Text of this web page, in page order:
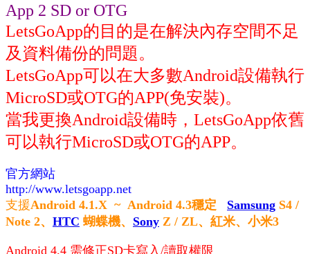
App 2 SD or OTG
LetsGoApp的目的是在解決內存空間不足
及資料備份的問題。
LetsGoApp可以在大多數Android設備執行
MicroSD或OTG的APP(免安裝)。
當我更換Android設備時，LetsGoApp依舊
可以執行MicroSD或OTG的APP。
官方網站
http://www.letsgoapp.net
支援Android 4.1.X ~ Android 4.3穩定 Samsung S4 /
Note 2、 HTC 蝴蝶機、 Sony Z / ZL、紅米、小米3
Android 4.4 需修正SD卡寫入/讀取權限